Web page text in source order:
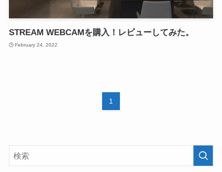
STREAM WEBCAMを購入！レビューしてみた。
February 24, 2022
1